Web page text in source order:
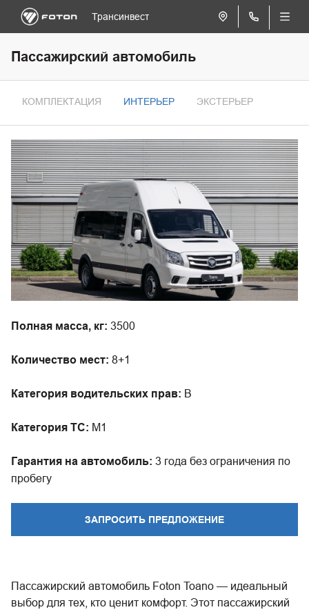
Трансинвест
Пассажирский автомобиль
КОМПЛЕКТАЦИЯ ИНТЕРЬЕР ЭКСТЕРЬЕР
Полная масса, кг: 3500
Количество мест: 8+1
Категория водительских прав: B
Категория ТС: М1
Гарантия на автомобиль: 3 года без ограничения по
пробегу
ЗАПРОСИТЬ ПРЕДЛОЖЕНИЕ
Пассажирский автомобиль Foton Toano — идеальный
выбор для тех, кто ценит комфорт. Этот пассажирский